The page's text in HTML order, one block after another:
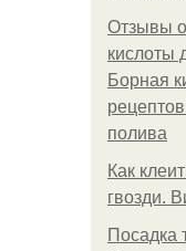
Отзывы
кислоты
Борная
полива
Как
гвозди.
Посадка